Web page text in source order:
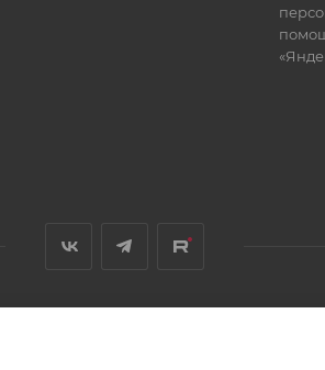
носит информационный